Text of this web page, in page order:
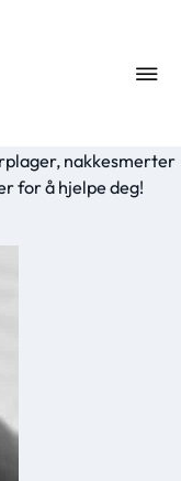
og
=sant!
med
nakkesmerter
for å hjelpe deg!